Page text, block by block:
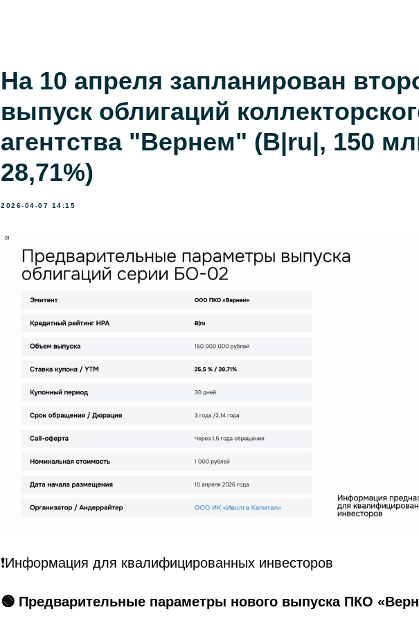
На 10 апреля запланирован
выпуск облигаций
агентства "Вернем" (B|ru|, 150
28,71%)
2026-04-07 14:15
❗️Информация для квалифицированных инвесторов
🟢 Предварительные параметры нового выпуска ПКО